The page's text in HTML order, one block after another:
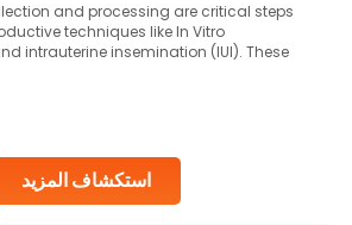
استكشاف المزيد
and processing are critical steps
techniques like In Vitro
intrauterine insemination (IUI). These
the